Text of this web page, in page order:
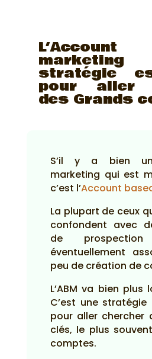
stratégie
pour aller
des Grands
S’il y a bien
marketing qui est
c’est l’Account
La plupart de ceux
confondent avec
de prospection
éventuellement
peu de création de
L’ABM va bien plus
C’est une
pour aller chercher
clés, le plus
comptes.